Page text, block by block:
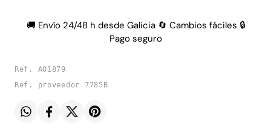
🚚 Envío 24/48 h desde Galicia 🔄 Cambios fáciles 🔒
Pago seguro
Ref. A01879
Ref. proveedor 7785B